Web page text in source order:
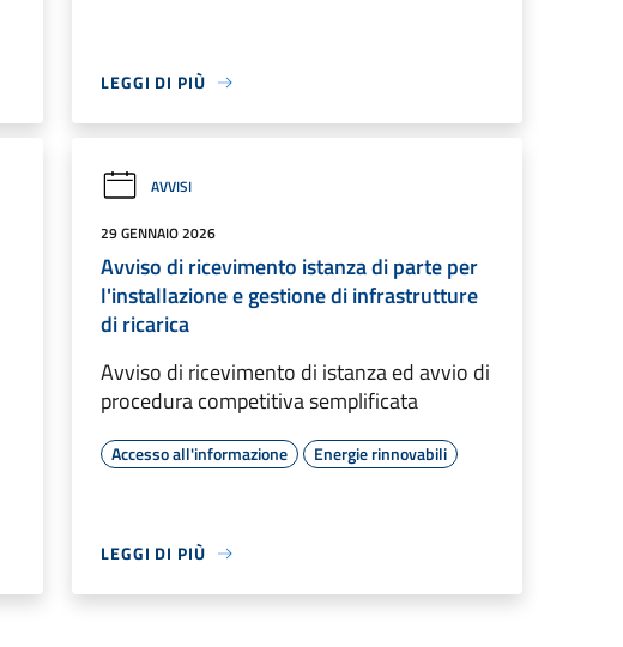
LEGGI DI PIÙ
AVVISI
29 GENNAIO 2026
Avviso di ricevimento istanza di parte per
l'installazione e gestione di infrastrutture
di ricarica
Avviso di ricevimento di istanza ed avvio di
procedura competitiva semplificata
Accesso all'informazione Energie rinnovabili
LEGGI DI PIÙ